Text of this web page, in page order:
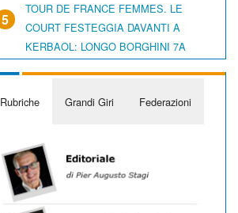
5
TOUR DE FRANCE FEMMES. LE
COURT FESTEGGIA DAVANTI A
KERBAOL: LONGO BORGHINI 7A
Rubriche Grandi Giri Federazioni